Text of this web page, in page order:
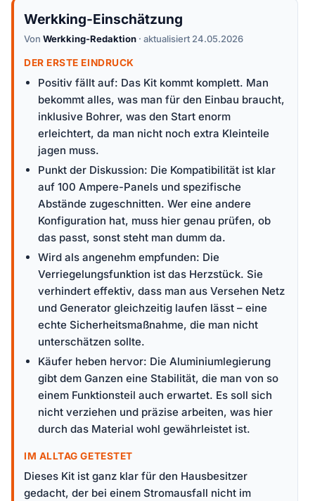
Werkking-Einschätzung
Von Werkking-Redaktion · aktualisiert 24.05.2026
DER ERSTE EINDRUCK
Positiv fällt auf: Das Kit kommt komplett. Man
bekommt alles, was man für den Einbau braucht,
inklusive Bohrer, was den Start enorm
erleichtert, da man nicht noch extra Kleinteile
jagen muss.
Punkt der Diskussion: Die Kompatibilität ist klar
auf 100 Ampere-Panels und spezifische
Abstände zugeschnitten. Wer eine andere
Konfiguration hat, muss hier genau prüfen, ob
das passt, sonst steht man dumm da.
Wird als angenehm empfunden: Die
Verriegelungsfunktion ist das Herzstück. Sie
verhindert effektiv, dass man aus Versehen Netz
und Generator gleichzeitig laufen lässt – eine
echte Sicherheitsmaßnahme, die man nicht
unterschätzen sollte.
Käufer heben hervor: Die Aluminiumlegierung
gibt dem Ganzen eine Stabilität, die man von so
einem Funktionsteil auch erwartet. Es soll sich
nicht verziehen und präzise arbeiten, was hier
durch das Material wohl gewährleistet ist.
IM ALLTAG GETESTET
Dieses Kit ist ganz klar für den Hausbesitzer
gedacht, der bei einem Stromausfall nicht im